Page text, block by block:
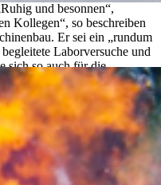
und besonnen“,
Kollegen“, so beschreiben
Er sei ein „rundum
Laborversuche und
sich so auch für die
ein sehr guter
Kreis von Kolleginnen
Rahmen hinaus
Marine-Systemtechnik
Ing. Jens Ladisch sehr eng